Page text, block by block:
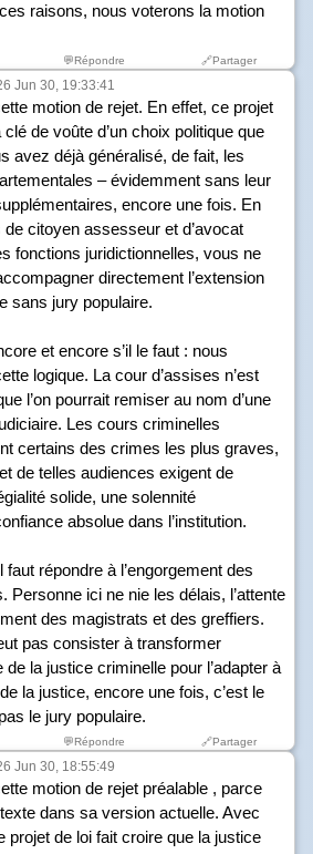
raisons, nous voterons la motion
💬Répondre 🔗Partager
Jun 30, 19:33:41
motion de rejet. En effet, ce projet
de voûte d’un choix politique que
avez déjà généralisé, de fait, les
– évidemment sans leur
encore une fois. En
citoyen assesseur et d’avocat
fonctions juridictionnelles, vous ne
directement l’extension
sans jury populaire.
et encore s’il le faut : nous
logique. La cour d’assises n’est
l’on pourrait remiser au nom d’une
Les cours criminelles
certains des crimes les plus graves,
de telles audiences exigent de
solide, une solennité
absolue dans l’institution.
faut répondre à l’engorgement des
Personne ici ne nie les délais, l’attente
des magistrats et des greffiers.
pas consister à transformer
la justice criminelle pour l’adapter à
la justice, encore une fois, c’est le
le jury populaire.
💬Répondre 🔗Partager
Jun 30, 18:55:49
motion de rejet préalable , parce
dans sa version actuelle. Avec
projet de loi fait croire que la justice